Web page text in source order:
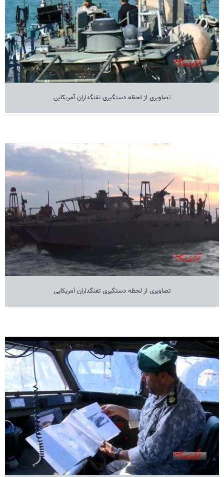
تصاویری از لحظه دستگیری تفنگداران آمریکایی
تصاویری از لحظه دستگیری تفنگداران آمریکایی